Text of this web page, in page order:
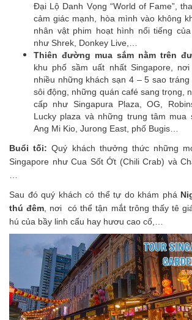
Đại Lộ Danh Vọng “World of Fame”,
cảm giác mạnh, hòa mình vào không
nhân vật phim hoạt hình nổi tiếng
như Shrek, Donkey Live,…
Thiên đường mua sắm nằm trên
khu phố sầm uất nhất Singapore,
nhiều những khách sạn 4 – 5 sao
sôi động, những quán café sang trọng,
cấp như Singapura Plaza, OG,
Lucky plaza và những trung tâm mua
Ang Mi Kio, Jurong East, phố Bugis…
Buổi tối: Quý khách thưởng thức những
Singapore như Cua Sốt Ớt (Chili Crab) và
Sau đó quý khách có thể tự do khám phá
thú đêm , nơi có thể tận mắt trông thấy tê
hú của bầy linh cẩu hay hươu cao cổ,…